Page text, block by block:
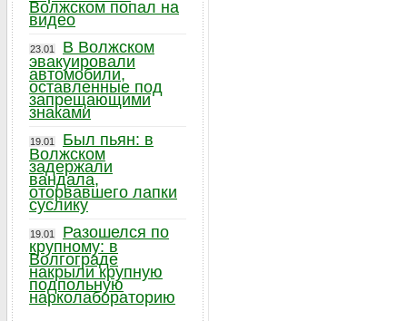
Волжском попал на
видео
23.01
В Волжском
эвакуировали
автомобили,
оставленные под
запрещающими
знаками
19.01
Был пьян: в
Волжском
задержали
вандала,
оторвавшего лапки
суслику
19.01
Разошелся по
крупному: в
Волгограде
накрыли крупную
подпольную
нарколабораторию